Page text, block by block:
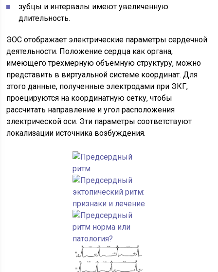
зубцы и интервалы имеют увеличенную
длительность.
ЭОС отображает электрические параметры сердечной
деятельности. Положение сердца как органа,
имеющего трехмерную объемную структуру, можно
представить в виртуальной системе координат. Для
этого данные, полученные электродами при ЭКГ,
проецируются на координатную сетку, чтобы
рассчитать направление и угол расположения
электрической оси. Эти параметры соответствуют
локализации источника возбуждения.